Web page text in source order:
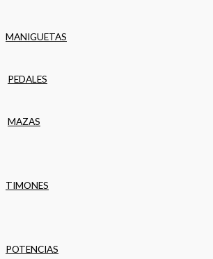
MANIGUETAS
PEDALES
MAZAS
TIMONES
POTENCIAS